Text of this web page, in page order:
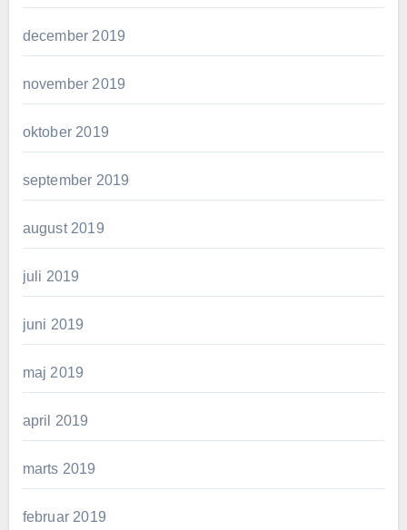
december 2019
november 2019
oktober 2019
september 2019
august 2019
juli 2019
juni 2019
maj 2019
april 2019
marts 2019
februar 2019